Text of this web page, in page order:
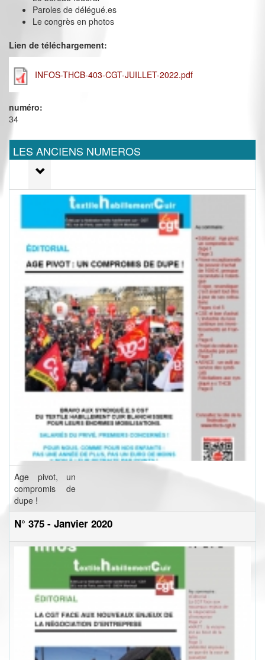
Paroles de délégué.es
Le congrès en photos
Lien de téléchargement:
INFOS-THCB-403-CGT-JUILLET-2022.pdf
numéro:
34
LES ANCIENS NUMEROS
Age pivot, un
compromis de
dupe !
N° 375 - Janvier 2020